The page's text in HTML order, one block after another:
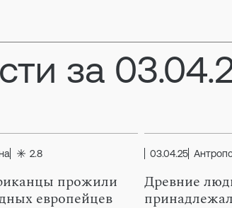
за
2.8
прожили
европейцев
03.04.25
Древние